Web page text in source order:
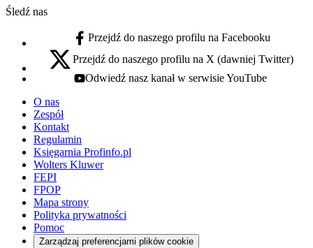
Śledź nas
facebook - otwiera się w nowej karcie
Przejdź do naszego profilu na Facebooku
x - otwiera się w nowej karcie
Przejdź do naszego profilu na X (dawniej Twitter)
youtube - otwiera się w nowej karcie
Odwiedź nasz kanał w serwisie YouTube
O nas
Zespół
Kontakt
Regulamin
Księgarnia Profinfo.pl
Wolters Kluwer
FEPI
FPOP
Mapa strony
Polityka prywatności
Pomoc
Zarządzaj preferencjami plików cookie